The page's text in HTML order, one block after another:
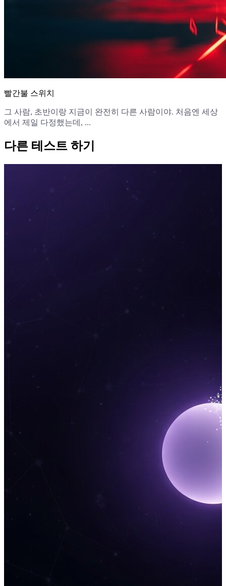
빨간불 스위치
그 사람, 초반이랑 지금이 완전히 다른 사람이야. 처음엔 세상
에서 제일 다정했는데, ...
다른 테스트 하기